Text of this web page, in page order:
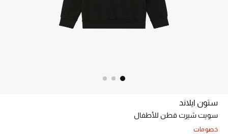
خصم حتى 70%
تسوقوا الآن
ستون ايلاند
سويت شيرت قطن للأطفال
خصومات